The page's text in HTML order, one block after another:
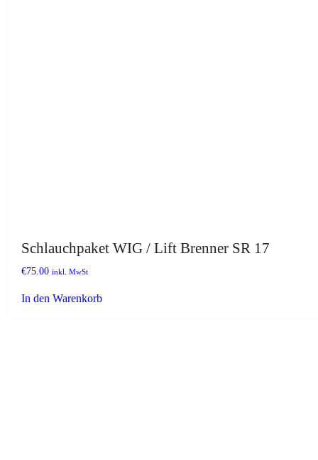
Schlauchpaket WIG / Lift Brenner SR 17
€75.00 inkl. MwSt
In den Warenkorb